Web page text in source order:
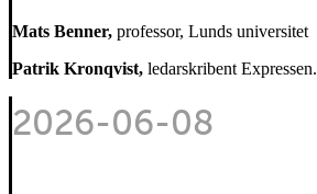
Mats Benner, professor, Lunds universitet
Patrik Kronqvist, ledarskribent Expressen.
2026-06-08